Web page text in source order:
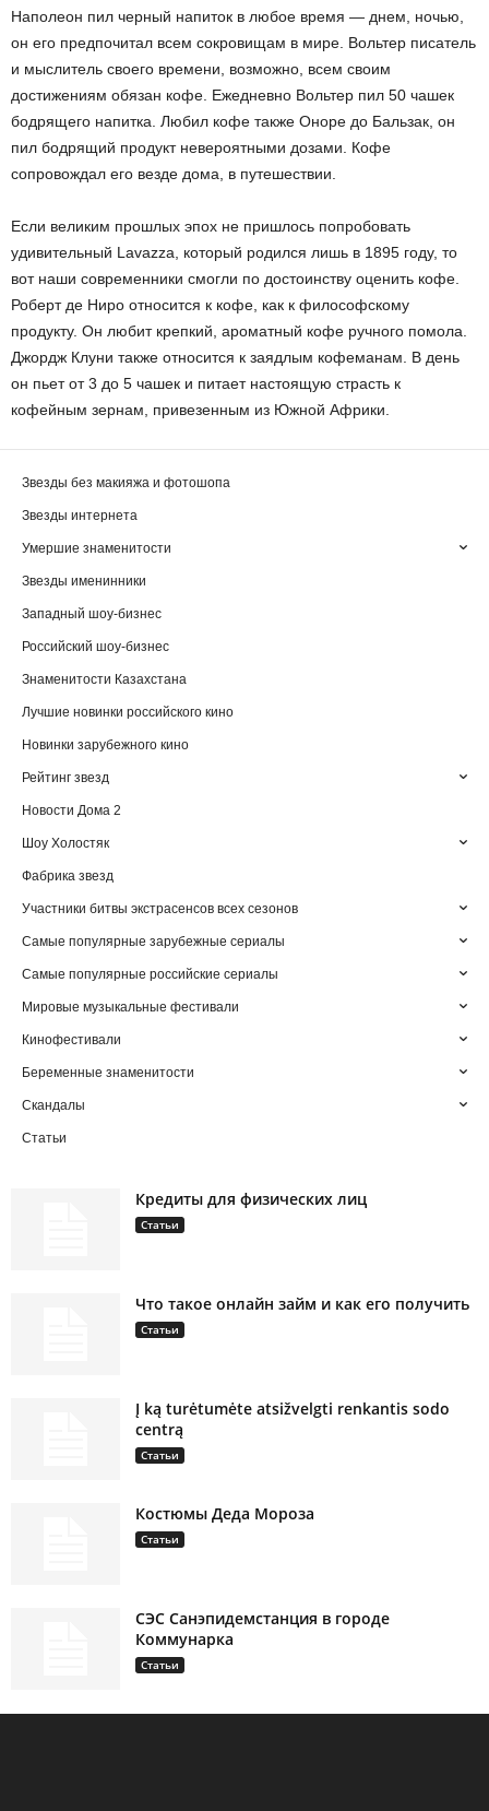
Наполеон пил черный напиток в любое время — днем, ночью,
он его предпочитал всем сокровищам в мире. Вольтер писатель
и мыслитель своего времени, возможно, всем своим
достижениям обязан кофе. Ежедневно Вольтер пил 50 чашек
бодрящего напитка. Любил кофе также Оноре до Бальзак, он
пил бодрящий продукт невероятными дозами. Кофе
сопровождал его везде дома, в путешествии.
Если великим прошлых эпох не пришлось попробовать
удивительный Lavazza, который родился лишь в 1895 году, то
вот наши современники смогли по достоинству оценить кофе.
Роберт де Ниро относится к кофе, как к философскому
продукту. Он любит крепкий, ароматный кофе ручного помола.
Джордж Клуни также относится к заядлым кофеманам. В день
он пьет от 3 до 5 чашек и питает настоящую страсть к
кофейным зернам, привезенным из Южной Африки.
Звезды без макияжа и фотошопа
Звезды интернета
Умершие знаменитости
Звезды именинники
Западный шоу-бизнес
Российский шоу-бизнес
Знаменитости Казахстана
Лучшие новинки российского кино
Новинки зарубежного кино
Рейтинг звезд
Новости Дома 2
Шоу Холостяк
Фабрика звезд
Участники битвы экстрасенсов всех сезонов
Самые популярные зарубежные сериалы
Самые популярные российские сериалы
Мировые музыкальные фестивали
Кинофестивали
Беременные знаменитости
Скандалы
Статьи
Кредиты для физических лиц
Статьи
Что такое онлайн займ и как его получить
Статьи
Į ką turėtumėte atsižvelgti renkantis sodo
centrą
Статьи
Костюмы Деда Мороза
Статьи
СЭС Санэпидемстанция в городе
Коммунарка
Статьи